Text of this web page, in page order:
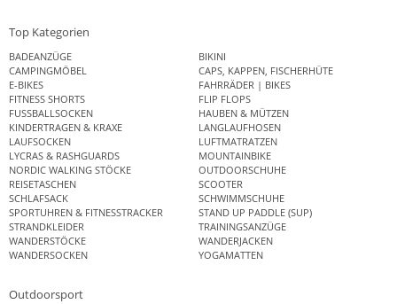
Top Kategorien
BADEANZÜGE
BIKINI
CAMPINGMÖBEL
CAPS, KAPPEN, FISCHERHÜTE
E-BIKES
FAHRRÄDER | BIKES
FITNESS SHORTS
FLIP FLOPS
FUSSBALLSOCKEN
HAUBEN & MÜTZEN
KINDERTRAGEN & KRAXE
LANGLAUFHOSEN
LAUFSOCKEN
LUFTMATRATZEN
LYCRAS & RASHGUARDS
MOUNTAINBIKE
NORDIC WALKING STÖCKE
OUTDOORSCHUHE
REISETASCHEN
SCOOTER
SCHLAFSACK
SCHWIMMSCHUHE
SPORTUHREN & FITNESSTRACKER
STAND UP PADDLE (SUP)
STRANDKLEIDER
TRAININGSANZÜGE
WANDERSTÖCKE
WANDERJACKEN
WANDERSOCKEN
YOGAMATTEN
Outdoorsport